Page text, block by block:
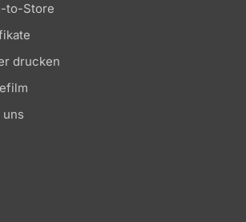
to-Store
drucken
uns